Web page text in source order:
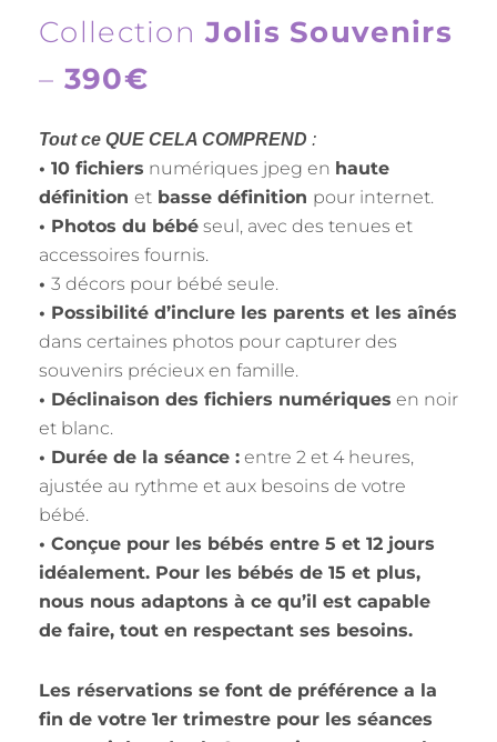
CollectionJolis Souvenirs
– 390€
Tout ce QUE CELA COMPREND :
• 10 fichiers numériques jpeg en haute
définition et basse définition pour internet.
• Photos du bébé seul, avec des tenues et
accessoires fournis.
• 3 décors pour bébé seule.
• Possibilité d’inclure les parents et les aînés
dans certaines photos pour capturer des
souvenirs précieux en famille.
• Déclinaison des fichiers numériques en noir
et blanc.
• Durée de la séance : entre 2 et 4 heures,
ajustée au rythme et aux besoins de votre
bébé.
• Conçue pour les bébés entre 5 et 12 jours
idéalement. Pour les bébés de 15 et plus,
nous nous adaptons à ce qu’il est capable
de faire, tout en respectant ses besoins.
Les réservations se font de préférence a la
fin de votre 1er trimestre pour les séances